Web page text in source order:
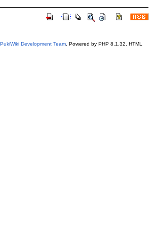
PukiWiki Development Team. Powered by PHP 8.1.32. HTML